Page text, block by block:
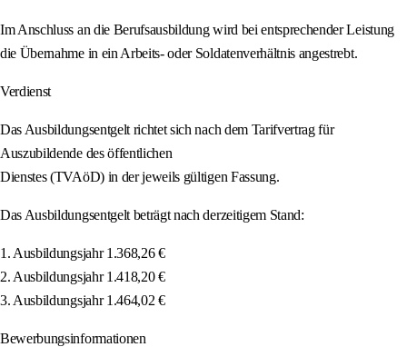
Im Anschluss an die Berufsausbildung wird bei entsprechender Leistung
die Übernahme in ein Arbeits- oder Soldatenverhältnis angestrebt.
Verdienst
Das Ausbildungsentgelt richtet sich nach dem Tarifvertrag für
Auszubildende des öffentlichen
Dienstes (TVAöD) in der jeweils gültigen Fassung.
Das Ausbildungsentgelt beträgt nach derzeitigem Stand:
1. Ausbildungsjahr 1.368,26 €
2. Ausbildungsjahr 1.418,20 €
3. Ausbildungsjahr 1.464,02 €
Bewerbungsinformationen